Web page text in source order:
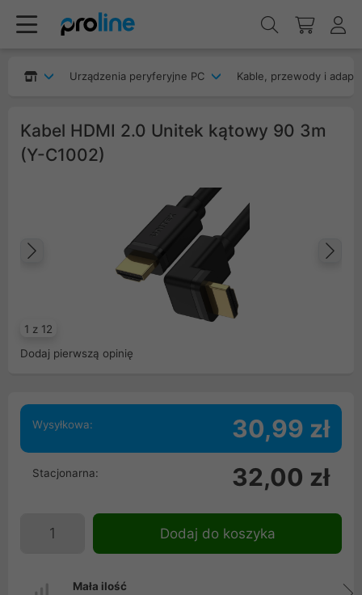
Urządzenia peryferyjne PC Kable, przewody i
Kabel HDMI 2.0 Unitek kątowy 90 3m
(Y-C1002)
1 z 12
Poprzedni
Dodaj pierwszą opinię
Wysyłkowa: 30,99 zł
Stacjonarna: 32,00 zł
Dodaj do koszyka
Mała ilość